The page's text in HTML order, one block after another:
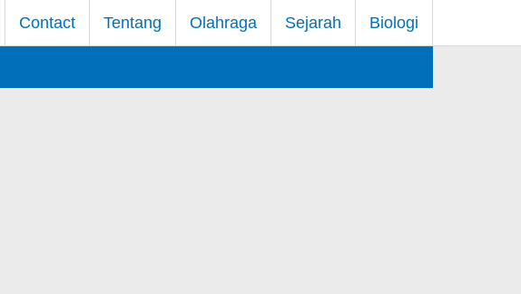
Contact Tentang Olahraga Sejarah Biologi